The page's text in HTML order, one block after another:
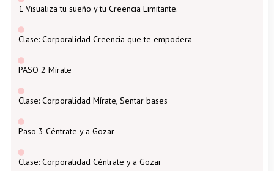
1 Visualiza tu sueño y tu Creencia Limitante.
Clase: Corporalidad Creencia que te empodera
PASO 2 Mírate
Clase: Corporalidad Mírate, Sentar bases
Paso 3 Céntrate y a Gozar
Clase: Corporalidad Céntrate y a Gozar